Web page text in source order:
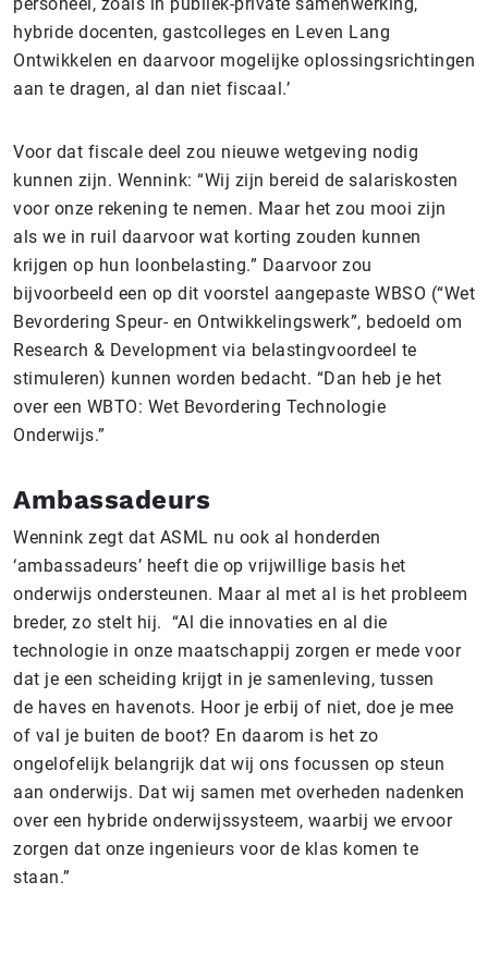
hybride docenten, gastcolleges en Leven Lang
Ontwikkelen en daarvoor mogelijke oplossingsrichtingen
aan te dragen, al dan niet fiscaal.’
Voor dat fiscale deel zou nieuwe wetgeving nodig
kunnen zijn. Wennink: “Wij zijn bereid de salariskosten
voor onze rekening te nemen. Maar het zou mooi zijn
als we in ruil daarvoor wat korting zouden kunnen
krijgen op hun loonbelasting.” Daarvoor zou
bijvoorbeeld een op dit voorstel aangepaste WBSO (“Wet
Bevordering Speur- en Ontwikkelingswerk”, bedoeld om
Research & Development via belastingvoordeel te
stimuleren) kunnen worden bedacht. “Dan heb je het
over een WBTO: Wet Bevordering Technologie
Onderwijs.”
Ambassadeurs
Wennink zegt dat ASML nu ook al honderden
‘ambassadeurs’ heeft die op vrijwillige basis het
onderwijs ondersteunen. Maar al met al is het probleem
breder, zo stelt hij. “Al die innovaties en al die
technologie in onze maatschappij zorgen er mede voor
dat je een scheiding krijgt in je samenleving, tussen
de haves en havenots. Hoor je erbij of niet, doe je mee
of val je buiten de boot? En daarom is het zo
ongelofelijk belangrijk dat wij ons focussen op steun
aan onderwijs. Dat wij samen met overheden nadenken
over een hybride onderwijssysteem, waarbij we ervoor
zorgen dat onze ingenieurs voor de klas komen te
staan.”